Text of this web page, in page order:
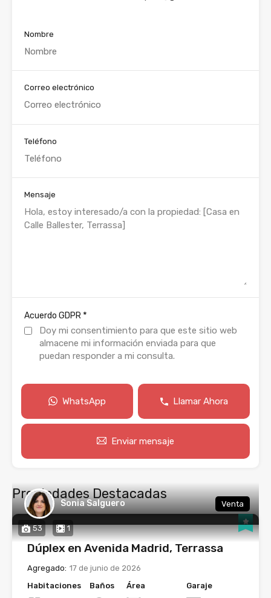
Nombre
Correo electrónico
Teléfono
Mensaje
Acuerdo GDPR *
Doy mi consentimiento para que este sitio web
almacene mi información enviada para que
puedan responder a mi consulta.
WhatsApp Llamar Ahora
Enviar mensaje
Propiedades Destacadas
53 1
Sonia Salguero Venta
Dúplex en Avenida Madrid, Terrassa
Agregado: 17 de junio de 2026
Habitaciones
Baños Área Garaje